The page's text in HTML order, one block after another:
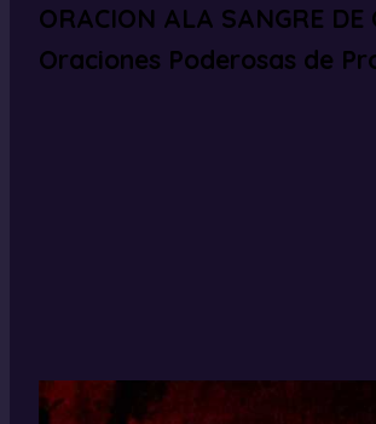
ORACION ALA SANGRE DE
Oraciones Poderosas de